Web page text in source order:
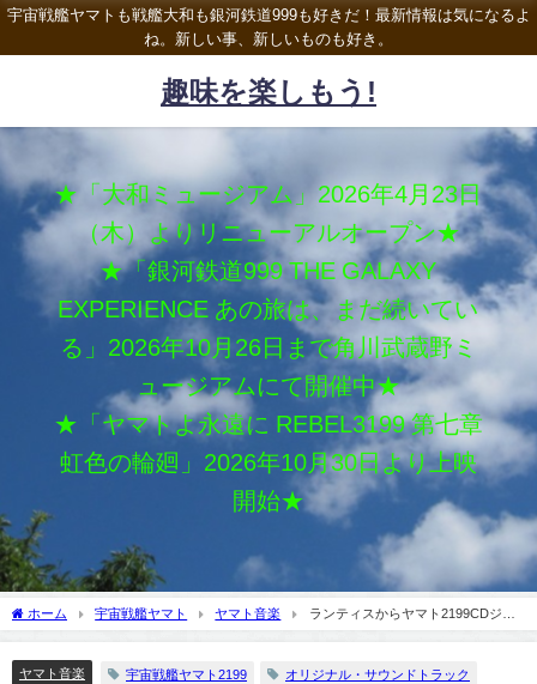
宇宙戦艦ヤマトも戦艦大和も銀河鉄道999も好きだ！最新情報は気になるよ
ね。新しい事、新しいものも好き。
趣味を楽しもう!
★「大和ミュージアム」2026年4月23日
（木）よりリニューアルオープン★
★「銀河鉄道999 THE GALAXY
EXPERIENCE あの旅は、まだ続いてい
る」2026年10月26日まで角川武蔵野ミ
ュージアムにて開催中★
★「ヤマトよ永遠に REBEL3199 第七章
虹色の輪廻」2026年10月30日より上映
開始★
ホーム 宇宙戦艦ヤマト ヤマト音楽
ランティスからヤマト2199CDジャ
ヤマト音楽 宇宙戦艦ヤマト2199 オリジナル・サウンドトラック